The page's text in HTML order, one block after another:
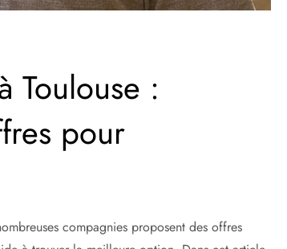
Toulouse :
pour
compagnies proposent des offres